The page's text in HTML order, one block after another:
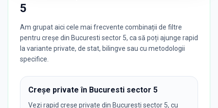
5
Am grupat aici cele mai frecvente combinații de filtre
pentru creșe din Bucuresti sector 5, ca să poți ajunge rapid
la variante private, de stat, bilingve sau cu metodologii
specifice.
Creșe private în Bucuresti sector 5
Vezi rapid creșe private din Bucuresti sector 5, cu